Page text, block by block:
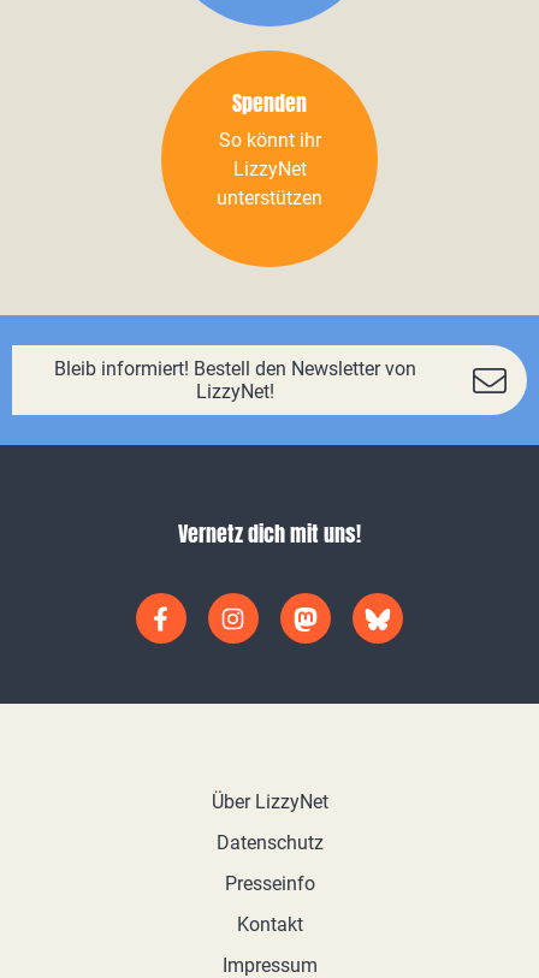
Spenden
So könnt ihr
LizzyNet
unterstützen
Bleib informiert! Bestell den Newsletter von
LizzyNet!
Vernetz dich mit uns!
Über LizzyNet
Datenschutz
Presseinfo
Kontakt
Impressum